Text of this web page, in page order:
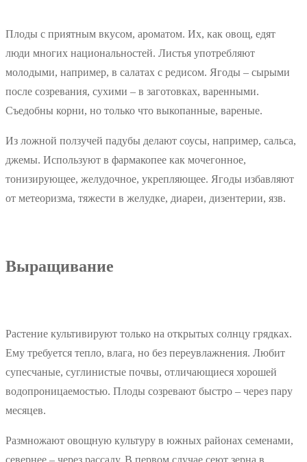
Плоды с приятным вкусом, ароматом. Их, как овощ, едят
люди многих национальностей. Листья употребляют
молодыми, например, в салатах с редисом. Ягоды – сырыми
после созревания, сухими – в заготовках, варенными.
Съедобны корни, но только что выкопанные, вареные.
Из ложной ползучей падубы делают соусы, например, сальса,
джемы. Используют в фармакопее как мочегонное,
тонизирующее, желудочное, укрепляющее. Ягоды избавляют
от метеоризма, тяжести в желудке, диареи, дизентерии, язв.
Выращивание
Растение культивируют только на открытых солнцу грядках.
Ему требуется тепло, влага, но без переувлажнения. Любит
супесчаные, суглинистые почвы, отличающиеся хорошей
водопроницаемостью. Плоды созревают быстро – через пару
месяцев.
Размножают овощную культуру в южных районах семенами,
севернее – через рассаду. В первом случае сеют зерна в